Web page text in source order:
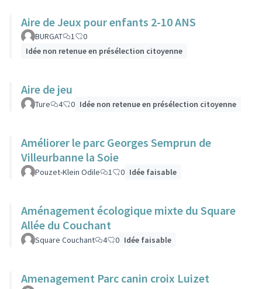
Aire de Jeux pour enfants 2-10 ANS
BURGAT 1
0
Idée non retenue en présélection citoyenne
Aire de jeu
Ture 4 0 Idée non retenue en présélection citoyenne
Améliorer le parc Georges Semprun de
Villeurbanne la Soie
Pouzet-Klein Odile 1 0 Idée faisable
Aménagement écologique mixte du Square
Allée du Couchant
Square Couchant 4 0 Idée faisable
Amenagement Parc canin croix Luizet